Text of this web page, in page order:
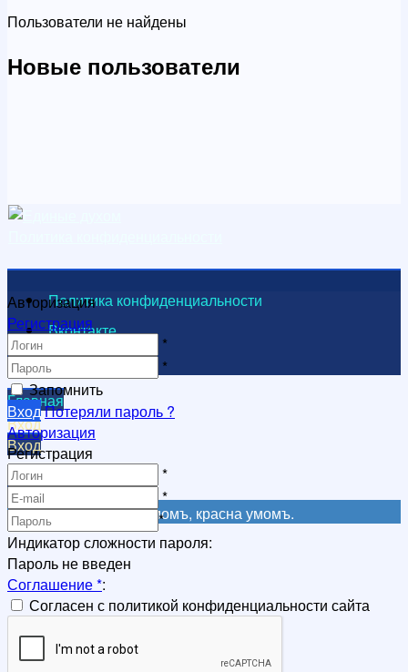
Пользователи не найдены
Новые пользователи
Политика конфиденциальности
Вконтакте
Видеоканал
Главная
Вход
Вход
Регистрация
Регистрация
Не красна книга письмомъ, красна умомъ.
Авторизация
Регистрация
*
*
Запомнить
ВходПотеряли пароль ?
Авторизация
Регистрация
*
*
*
Индикатор сложности пароля:
Пароль не введен
Соглашение*:
Согласен с политикой конфиденциальности сайта